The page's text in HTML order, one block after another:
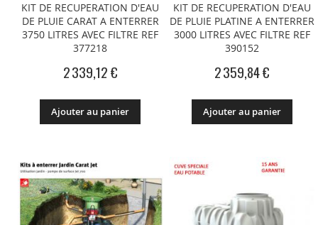
KIT DE RECUPERATION D'EAU
DE PLUIE CARAT A ENTERRER
3750 LITRES AVEC FILTRE REF
377218
2 339,12 €
Ajouter au panier
KIT DE RECUPERATION D'EAU
DE PLUIE PLATINE A ENTERRER
3000 LITRES AVEC FILTRE REF
390152
2 359,84 €
Ajouter au panier